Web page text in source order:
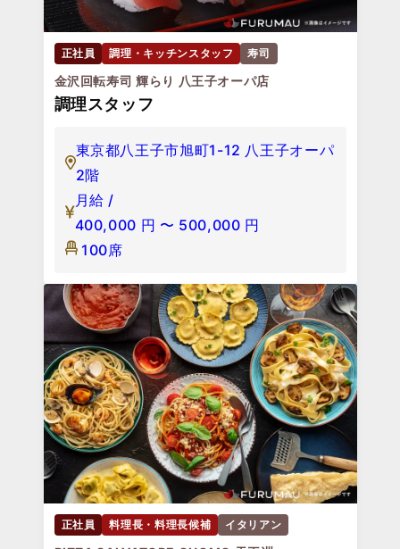
正社員 調理・キッチンスタッフ 寿司
金沢回転寿司 輝らり 八王子オーパ店
調理スタッフ
東京都八王子市旭町1-12 八王子オーパ
2階
月給 /
400,000 円 〜 500,000 円
100席
正社員 料理長・料理長候補 イタリアン